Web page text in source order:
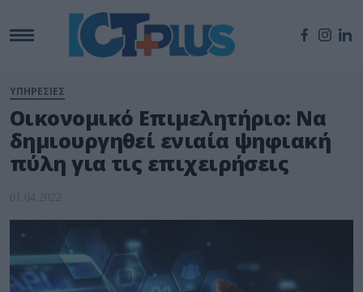
ΥΠΗΡΕΣΙΕΣ
Οικονομικό Επιμελητήριο: Να
δημιουργηθεί ενιαία ψηφιακή
πύλη για τις επιχειρήσεις
01.04.2022